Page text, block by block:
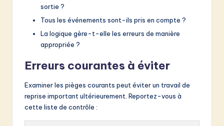
sortie ?
Tous les événements sont-ils pris en compte ?
La logique gère-t-elle les erreurs de manière
appropriée ?
Erreurs courantes à éviter
Examiner les pièges courants peut éviter un travail de
reprise important ultérieurement. Reportez-vous à
cette liste de contrôle :